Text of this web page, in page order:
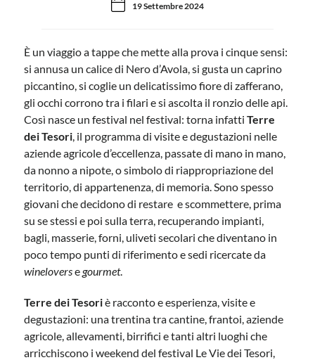
19 Settembre 2024
È un viaggio a tappe che mette alla prova i cinque sensi:
si annusa un calice di Nero d’Avola, si gusta un caprino
piccantino, si coglie un delicatissimo fiore di zafferano,
gli occhi corrono tra i filari e si ascolta il ronzio delle api.
Così nasce un festival nel festival: torna infattiTerre
dei Tesori, il programma di visite e degustazioni nelle
aziende agricole d’eccellenza, passate di mano in mano,
da nonno a nipote, o simbolo di riappropriazione del
territorio, di appartenenza, di memoria. Sono spesso
giovani che decidono di restare e scommettere, prima
su se stessi e poi sulla terra, recuperando impianti,
bagli, masserie, forni, uliveti secolari che diventano in
poco tempo punti di riferimento e sedi ricercate da
wineloversegourmet.
Terre dei Tesoriè racconto e esperienza, visite e
degustazioni: una trentina tra cantine, frantoi, aziende
agricole, allevamenti, birrifici e tanti altri luoghi che
arricchiscono i weekend del festival Le Vie dei Tesori,